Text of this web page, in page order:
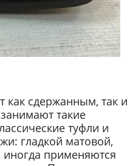
как сдержанным, так и
такие
туфли и
гладкой матовой,
иногда применяются